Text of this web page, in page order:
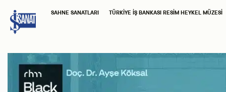
SAHNE SANATLARI TÜRKIYE İŞ BANKASI RESIM HEYKEL MÜZESI